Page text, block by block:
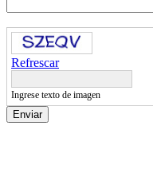
Refrescar
Ingrese texto de imagen